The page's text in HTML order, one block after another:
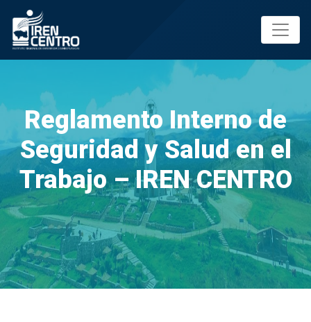
Prueba
Reglamento Interno de
Seguridad y Salud en el
Trabajo – IREN CENTRO